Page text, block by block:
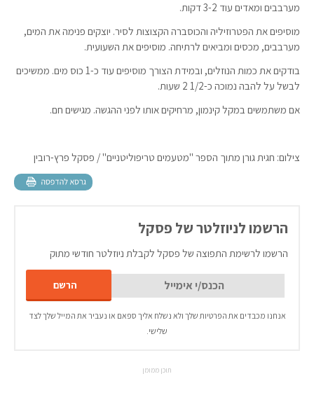
מערבבים ומאדים עוד 3-2 דקות.
מוסיפים את הפטרוזיליה והכוסברה הקצוצות לסיר. יוצקים פנימה את המים,
מערבבים, מכסים ומביאים לרתיחה. מוסיפים את השעועית.
בודקים את כמות הנוזלים, ובמידת הצורך מוסיפים עוד כ-1 כוס מים. ממשיכים
לבשל על להבה נמוכה כ-1/2 2 שעות.
אם משתמשים במקל קינמון, מרחיקים אותו לפני ההגשה. מגישים חם.
צילום: חגית גורן מתוך הספר "מטעמים טריפוליטניים" / פסקל פרץ-רובין
הרשמו לניוזלטר של פסקל
הרשמו לרשימת התפוצה של פסקל לקבלת ניוזלטר חודשי מתוק
אנחנו מכבדים את הפרטיות שלך ולא נשלח אליך ספאם או נעביר את המייל שלך לצד
שלישי.
תוכן ממומן